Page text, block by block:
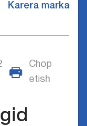
Karera markazi
Chop
etish